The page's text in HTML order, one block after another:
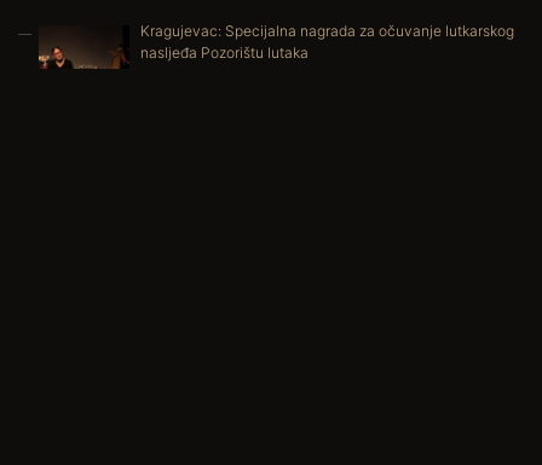
Kragujevac: Specijalna nagrada za očuvanje lutkarskog
nasljeđa Pozorištu lutaka